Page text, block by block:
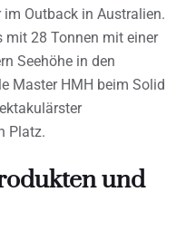
im Outback in Australien.
mit 28 Tonnen mit einer
Seehöhe in den
Master HMH beim Solid
Platz.
und